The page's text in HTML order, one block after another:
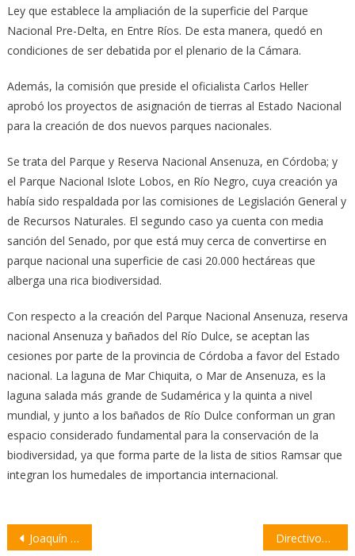
Ley que establece la ampliación de la superficie del Parque
Nacional Pre-Delta, en Entre Ríos. De esta manera, quedó en
condiciones de ser debatida por el plenario de la Cámara.
Además, la comisión que preside el oficialista Carlos Heller
aprobó los proyectos de asignación de tierras al Estado Nacional
para la creación de dos nuevos parques nacionales.
Se trata del Parque y Reserva Nacional Ansenuza, en Córdoba; y
el Parque Nacional Islote Lobos, en Río Negro, cuya creación ya
había sido respaldada por las comisiones de Legislación General y
de Recursos Naturales. El segundo caso ya cuenta con media
sanción del Senado, por que está muy cerca de convertirse en
parque nacional una superficie de casi 20.000 hectáreas que
alberga una rica biodiversidad.
Con respecto a la creación del Parque Nacional Ansenuza, reserva
nacional Ansenuza y bañados del Río Dulce, se aceptan las
cesiones por parte de la provincia de Córdoba a favor del Estado
nacional. La laguna de Mar Chiquita, o Mar de Ansenuza, es la
laguna salada más grande de Sudamérica y la quinta a nivel
mundial, y junto a los bañados de Río Dulce conforman un gran
espacio considerado fundamental para la conservación de la
biodiversidad, ya que forma parte de la lista de sitios Ramsar que
integran los humedales de importancia internacional.
Navegación
Joaquín Blanco: “Santa Fe tiene una oportunidad ante la crisis por la falta de gasoil” Directivos de la Agencia de Desarrollo se reunieron con representantes de Acindar Pymes